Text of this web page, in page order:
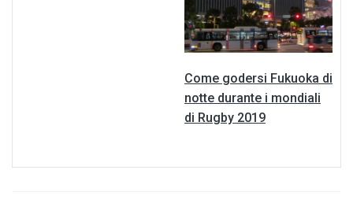
Come godersi Fukuoka di
notte durante i mondiali
di Rugby 2019